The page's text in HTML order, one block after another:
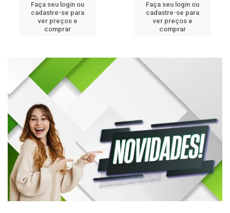
Faça seu login ou
cadastre-se para
ver preços e
comprar
Faça seu login ou
cadastre-se para
ver preços e
comprar